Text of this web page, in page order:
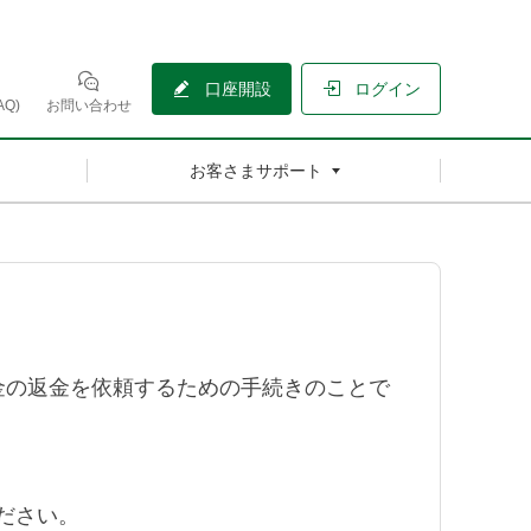
お問い合わせ
口座開設 ログイン
お客さまサポート
返金を依頼するための手続きのことで
い。